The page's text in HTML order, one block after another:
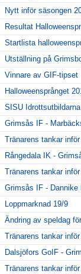
Nytt inför säsongen
Resultat
Startlista
Utställning på
Vinnare av GIF-tipset
Halloweensprånget
SISU Idrottsutbildarna
Grimsås IF -
Tränarens tankar
Rångedala IK -
Tränarens tankar
Grimsås IF - Dannike
Loppmarknad 19/9
Ändring av speldag
Tränarens tankar
Dalsjöfors GoIF -
Tränarens tankar